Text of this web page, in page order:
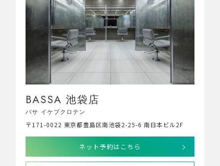
BASSA 池袋店
バサ イケブクロテン
〒171-0022 東京都豊島区南池袋2-25-6 南日本ビル2F
ネット予約はこちら